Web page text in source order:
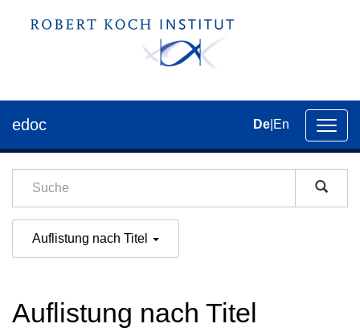
der
edoc De En
Auflistung nach Titel
Auflistung nach Titel